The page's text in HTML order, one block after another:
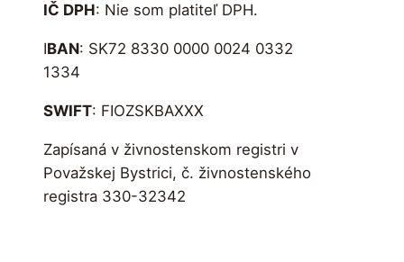
IČ DPH: Nie som platiteľ DPH.
IBAN: SK72 8330 0000 0024 0332
1334
SWIFT: FIOZSKBAXXX
Zapísaná v živnostenskom registri v
Považskej Bystrici, č. živnostenského
registra 330-32342